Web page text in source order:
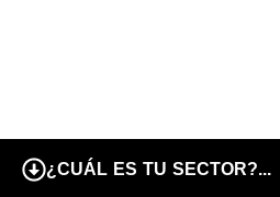
¿CUÁL ES TU SECTOR?...